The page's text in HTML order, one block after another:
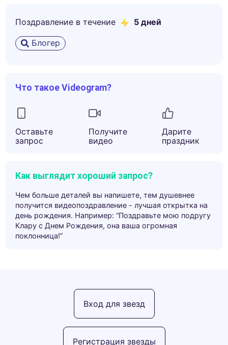
Поздравление в течение 5 дней
Блогер
Что такое Videogram?
Оставьте
запрос
Получите
видео
Дарите
праздник
Как выглядит хороший запрос?
Чем больше деталей вы напишете, тем душевнее
получится видеопоздравление - лучшая открытка на
день рождения. Например: “Поздравьте мою подругу
Клару с Днем Рождения, она ваша огромная
поклонница!”
Регистрация звезды
Вход для звезд